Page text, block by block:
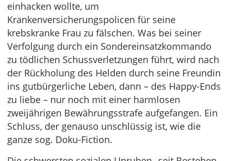
einhacken wollte, um
Krankenversicherungspolicen für seine
krebskranke Frau zu fälschen. Was bei seiner
Verfolgung durch ein Sondereinsatzkommando
zu tödlichen Schussverletzungen führt, wird nach
der Rückholung des Helden durch seine Freundin
ins gutbürgerliche Leben, dann – des Happy-Ends
zu liebe – nur noch mit einer harmlosen
zweijährigen Bewährungsstrafe aufgefangen. Ein
Schluss, der genauso unschlüssig ist, wie die
ganze sog. Doku-Fiction.